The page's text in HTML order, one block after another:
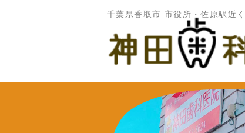
千葉県香取市 市役所・佐原駅近